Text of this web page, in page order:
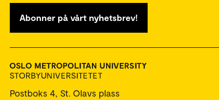
Abonner på vårt nyhetsbrev!
Postboks 4, St. Olavs plass